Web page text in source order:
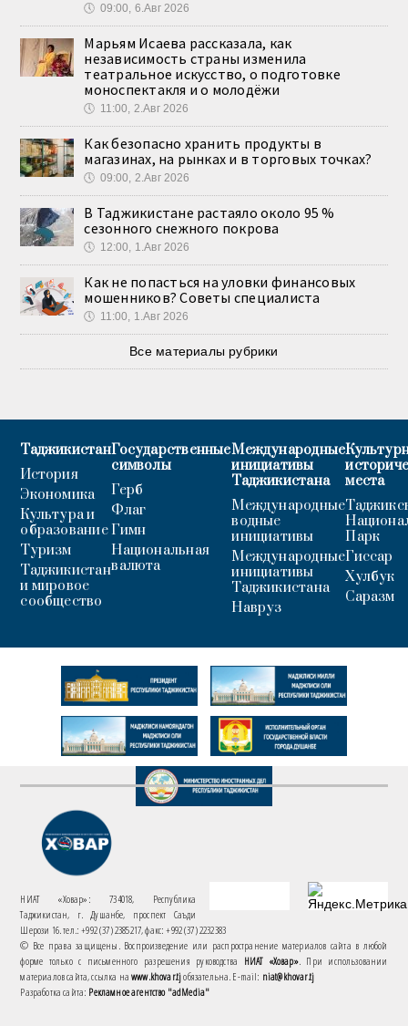
🕔 09:00, 6.Авг 2026
Марьям Исаева рассказала, как
независимость страны изменила
театральное искусство, о подготовке
моноспектакля и о молодёжи
🕔 11:00, 2.Авг 2026
Как безопасно хранить продукты в
магазинах, на рынках и в торговых точках?
🕔 09:00, 2.Авг 2026
В Таджикистане растаяло около 95 %
сезонного снежного покрова
🕔 12:00, 1.Авг 2026
Как не попасться на уловки финансовых
мошенников? Советы специалиста
🕔 11:00, 1.Авг 2026
Все материалы рубрики
Таджикистан
История
Экономика
Культура и
образование
Туризм
Таджикистан
и мировое
сообщество
Государственные
символы
Герб
Флаг
Гимн
Национальная
валюта
Международные
инициативы
Таджикистана
Международные
водные
инициативы
Международные
инициативы
Таджикистана
Навруз
места
Парк
Гиссар
Хулбук
Саразм
НИАТ «Ховар»: 734018, Республика
Таджикистан, г. Душанбе, проспект Саъди
Шерози 16. тел.: +992 (37) 2385217, факс: +992 (37) 2232383
© Все права защищены. Воспроизведение или распространение материалов сайта в любой
форме только с письменного разрешения руководства НИАТ «Ховар». При использовании
материалов сайта, ссылка наwww.khovar.tjобязательна. E-mail: niat@khovar.tj
Разработка сайта: Рекламное агентство "adMedia"